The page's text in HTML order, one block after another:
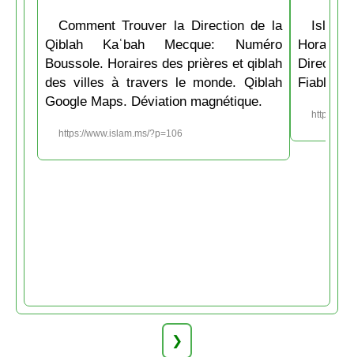
Comment Trouver la Direction de la
Qiblah Kaʿbah Mecque: Numéro
Boussole. Horaires des prières et qiblah
des villes à travers le monde. Qiblah
Google Maps. Déviation magnétique.
https://www.islam.ms/?p=106
Fiable et
https://
❯